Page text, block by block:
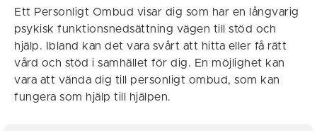
Ett Personligt Ombud visar dig som har en långvarig
psykisk funktionsnedsättning vägen till stöd och
hjälp. Ibland kan det vara svårt att hitta eller få rätt
vård och stöd i samhället för dig. En möjlighet kan
vara att vända dig till personligt ombud, som kan
fungera som hjälp till hjälpen.